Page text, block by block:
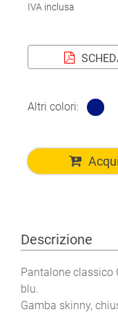
IVA inclusa
Altri colori:
Descrizione
Pantalone classico
blu.
Gamba skinny,